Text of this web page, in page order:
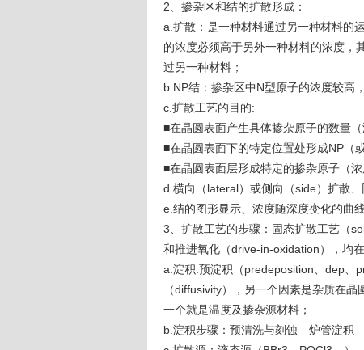
2、掺杂区和结的扩散形成：
a.扩散：是一种材料通过另一种材料的
的浓度必须高于另外一种材料的浓度，
过另一种材料；
b.NP结：掺杂区中N型原子的浓度较高
c.扩散工艺的目的:
■在晶圆表面产生具体掺杂原子的数量（
■在晶圆表面下的特定位置处形成NP（
■在晶圆表面层形成特定的掺杂原子（浓
d.横向（lateral）或侧向（side）扩散、
e.结的图形显示、浓度随深度变化的曲线
3、扩散工艺的步骤：固态扩散工艺（
和推进氧化（drive-in-oxidation），均
a.淀积:预淀积（predeposition、dep、
（diffusivity），另一个因素是杂质在
一个就是温度及掺杂源材料；
b.淀积步骤：预清洗与刻蚀—炉管淀积